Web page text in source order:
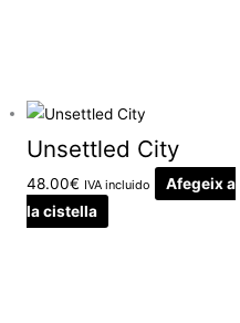
Unsettled City
48.00€ IVA incluido
Afegeix a
la cistella